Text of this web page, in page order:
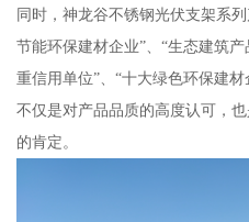
同时，神龙谷不锈钢光伏支架系
节能环保建材企业”、“生态建筑
重信用单位”、“十大绿色环保建
不仅是对产品品质的高度认可，
的肯定。